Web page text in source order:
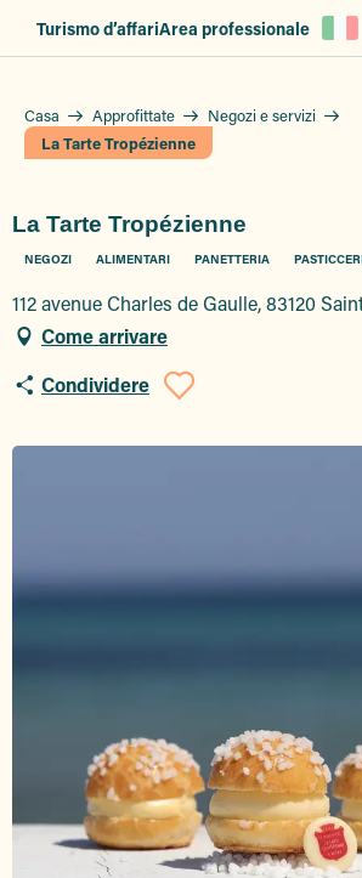
Turismo d’affariArea professionale
Casa Approfittate
Negozi e servizi
La Tarte Tropézienne
La Tarte Tropézienne
NEGOZI ALIMENTARI PANETTERIA
112 avenue Charles de Gaulle, 83120
Come arrivare
Condividere
Ajouter